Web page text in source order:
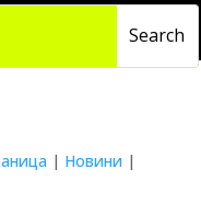
| Новини |